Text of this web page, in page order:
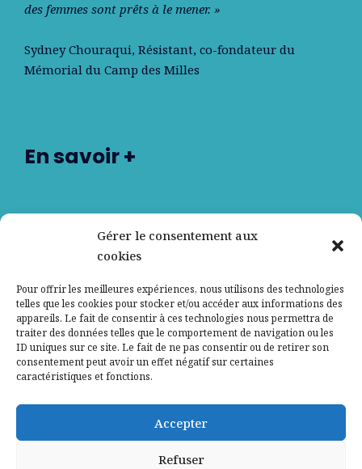
Gérer le consentement aux
cookies
Pour offrir les meilleures expériences, nous utilisons des technologies
telles que les cookies pour stocker et/ou accéder aux informations des
appareils. Le fait de consentir à ces technologies nous permettra de
traiter des données telles que le comportement de navigation ou les
ID uniques sur ce site. Le fait de ne pas consentir ou de retirer son
consentement peut avoir un effet négatif sur certaines
caractéristiques et fonctions.
Accepter
Refuser
des femmes sont prêts à le mener. »
Sydney Chouraqui, Résistant, co-fondateur du
Mémorial du Camp des Milles
En savoir +
Contactez-nous
Mentions légales